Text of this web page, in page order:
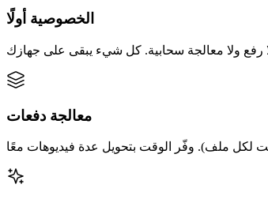
الخصوصية أولًا
معالجة دفعات